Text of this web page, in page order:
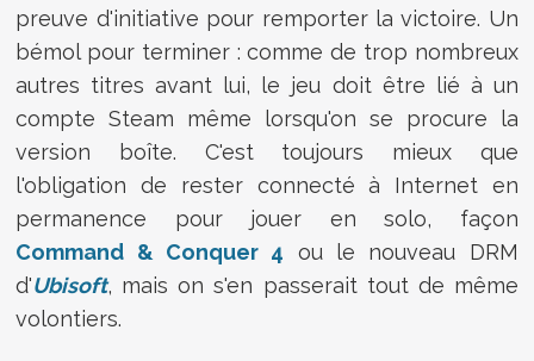
preuve d'initiative pour remporter la victoire. Un
bémol pour terminer : comme de trop nombreux
autres titres avant lui, le jeu doit être lié à un
compte Steam même lorsqu'on se procure la
version boîte. C'est toujours mieux que
l'obligation de rester connecté à Internet en
permanence pour jouer en solo, façon
Command & Conquer 4 ou le nouveau DRM
d'Ubisoft, mais on s'en passerait tout de même
volontiers.